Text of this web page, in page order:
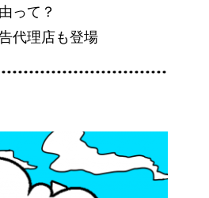
って？
代理店も登場